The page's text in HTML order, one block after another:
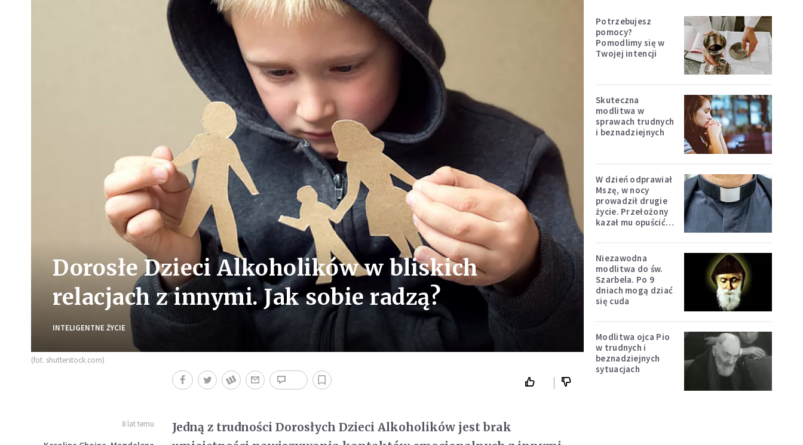
Dorosłe Dzieci Alkoholików w bliskich
relacjach z innymi. Jak sobie radzą?
INTELIGENTNE ŻYCIE
(fot. shutterstock.com)
8 lat temu
Jedną z trudności Dorosłych Dzieci Alkoholików jest brak
Potrzebujesz
pomocy?
Pomodlimy się w
Twojej intencji
Skuteczna
modlitwa w
sprawach trudnych
i beznadziejnych
W dzień odprawiał
Mszę, w nocy
prowadził drugie
życie. Przełożony
kazał mu opuścić
Niezawodna
modlitwa do św.
Szarbela. Po 9
dniach mogą dziać
się cuda
Modlitwa ojca Pio
w trudnych i
beznadziejnych
sytuacjach